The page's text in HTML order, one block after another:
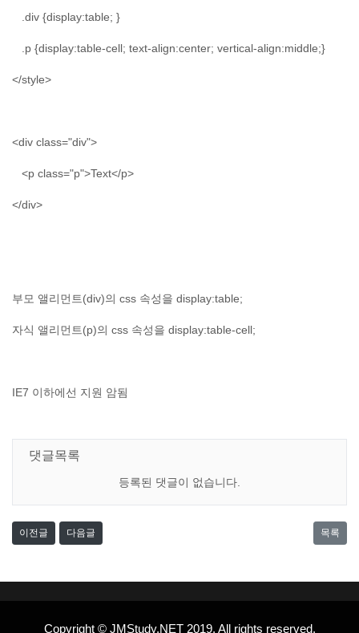
.div {display:table; }
.p {display:table-cell; text-align:center; vertical-align:middle;}
</style>
<div class="div">
<p class="p">Text</p>
</div>
부모 앨리먼트(div)의 css 속성을 display:table;
자식 앨리먼트(p)의 css 속성을 display:table-cell;
IE7 이하에선 지원 암됨​
댓글목록
등록된 댓글이 없습니다.
이전글 다음글 목록
Copyright © JMStudy.NET 2019. All rights reserved.